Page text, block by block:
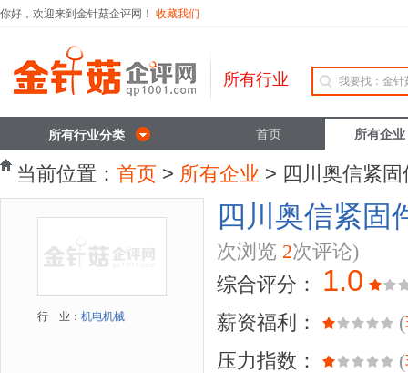
你好，欢迎来到金针菇企评网！ 收藏我们
所有行业
所有行业分类 首页 所有企业
当前位置： 首页 > 所有企业 > 四川奥信紧
行 业： 机电机械
四川奥信紧固
次浏览 2次评论)
综合评分：
1.0
薪资福利： (
压力指数：
(